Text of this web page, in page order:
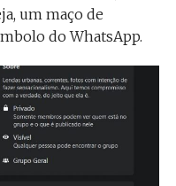
um maço de
do WhatsApp.